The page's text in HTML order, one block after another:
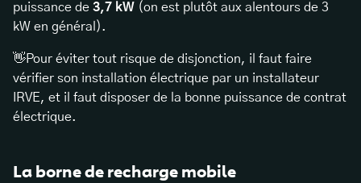
puissance de 3,7 kW (on est plutôt aux alentours de 3
kW en général).
👋Pour éviter tout risque de disjonction, il faut faire
vérifier son installation électrique par un installateur
IRVE, et il faut disposer de la bonne puissance de contrat
électrique.
La borne de recharge mobile